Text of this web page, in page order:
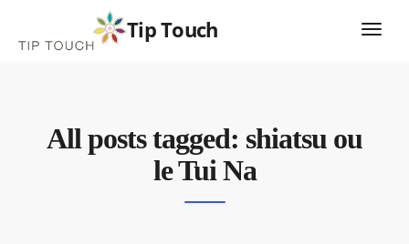
Tip Touch
All posts tagged: shiatsu ou
le Tui Na